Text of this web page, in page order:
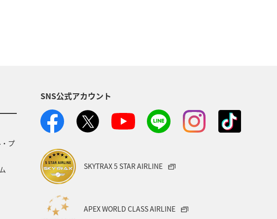
プ
SNS公式アカウント
SKYTRAX 5 STAR AIRLINE
APEX WORLD CLASS AIRLINE